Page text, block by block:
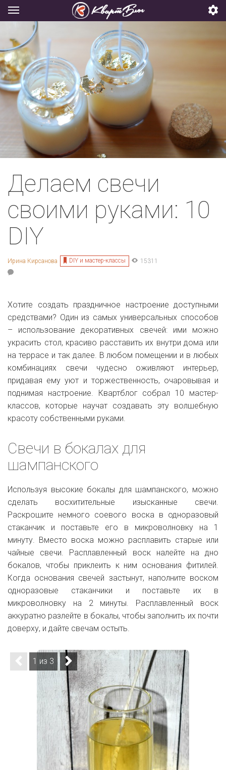
Делаем свечи
своими руками: 10
DIY
Ирина Кирсанова DIY и мастер-классы 15311
Хотите создать праздничное настроение доступными
средствами? Один из самых универсальных способов
– использование декоративных свечей: ими можно
украсить стол, красиво расставить их внутри дома или
на террасе и так далее. В любом помещении и в любых
комбинациях свечи чудесно оживляют интерьер,
придавая ему уют и торжественность, очаровывая и
поднимая настроение. Квартблог собрал 10 мастер-
классов, которые научат создавать эту волшебную
красоту собственными руками.
Свечи в бокалах для
шампанского
Используя высокие бокалы для шампанского, можно
сделать восхитительные изысканные свечи.
Раскрошите немного соевого воска в одноразовый
стаканчик и поставьте его в микроволновку на 1
минуту. Вместо воска можно расплавить старые или
чайные свечи. Расплавленный воск налейте на дно
бокалов, чтобы приклеить к ним основания фитилей.
Когда основания свечей застынут, наполните воском
одноразовые стаканчики и поставьте их в
микроволновку на 2 минуты. Расплавленный воск
аккуратно разлейте в бокалы, чтобы заполнить их почти
доверху, и дайте свечам остыть.
1 из 3